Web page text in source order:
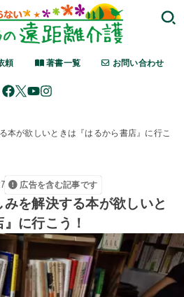
頼 著書一覧 お問い合わせ
本が欲しいときは『はるから書店』に行こ
広告を含む記事です
を解決する本が欲しいと
に行こう！